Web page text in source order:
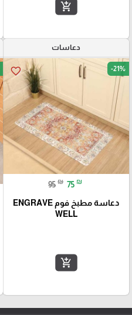
add_shopping_cart
دعاسات
favorite_border -21%
95 ₪ 75 ₪
دعاسة مطبخ فوم ENGRAVE
WELL
add_shopping_cart